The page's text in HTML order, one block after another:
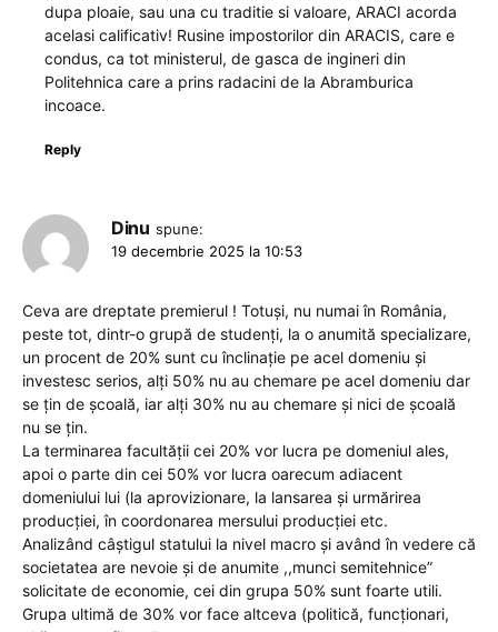
dupa ploaie, sau una cu traditie si valoare, ARACI acorda
acelasi calificativ! Rusine impostorilor din ARACIS, care e
condus, ca tot ministerul, de gasca de ingineri din
Politehnica care a prins radacini de la Abramburica
incoace.
Reply
Dinu spune:
19 decembrie 2025 la 10:53
Ceva are dreptate premierul ! Totuși, nu numai în România,
peste tot, dintr-o grupă de studenți, la o anumită specializare,
un procent de 20% sunt cu înclinație pe acel domeniu și
investesc serios, alți 50% nu au chemare pe acel domeniu dar
se țin de școală, iar alți 30% nu au chemare și nici de școală
nu se țin.
La terminarea facultății cei 20% vor lucra pe domeniul ales,
apoi o parte din cei 50% vor lucra oarecum adiacent
domeniului lui (la aprovizionare, la lansarea și urmărirea
producției, în coordonarea mersului producției etc.
Analizând câștigul statului la nivel macro și având în vedere că
societatea are nevoie și de anumite ,,munci semitehnice”
solicitate de economie, cei din grupa 50% sunt foarte utili.
Grupa ultimă de 30% vor face altceva (politică, funcționari,